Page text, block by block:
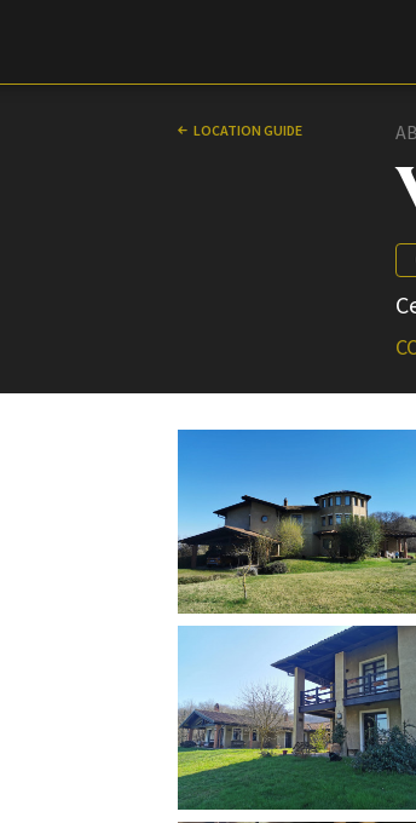
ABOUT
La sede
Partner
Rete
Bilancio
Bandi e
SERVIZI
Servizi
Location
LOCATION GUIDE